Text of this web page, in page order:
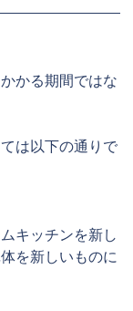
かる期間ではな
は以下の通りで
キッチンを新し
を新しいものに